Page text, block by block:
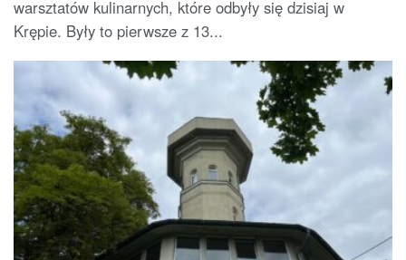
warsztatów kulinarnych, które odbyły się dzisiaj w
Krępie. Były to pierwsze z 13...